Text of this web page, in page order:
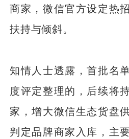
商家，微信官方设定热
扶持与倾斜。
知情人士透露，首批名
度评定整理的，后续将
家，增大微信生态货盘
判定品牌商家入库，主